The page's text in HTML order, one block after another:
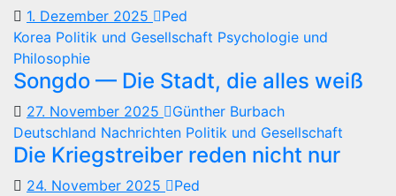
1. Dezember 2025
Ped
Korea Politik und Gesellschaft Psychologie und
Philosophie
Songdo — Die Stadt, die alles weiß
27. November 2025
Günther Burbach
Deutschland Nachrichten Politik und Gesellschaft
Die Kriegstreiber reden nicht nur
24. November 2025
Ped